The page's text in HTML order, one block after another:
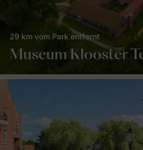
Museum Klooster
29 km vom Park entfernt